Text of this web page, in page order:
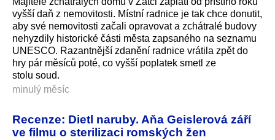
vyšší daň z nemovitosti. Místní radnice je tak chce donutit,
aby své nemovitosti začali opravovat a zchátralé budovy
nehyzdily historické části města zapsaného na seznamu
UNESCO. Razantnější zdanění radnice vrátila zpět do
hry pár měsíců poté, co vyšší poplatek smetl ze
stolu soud.
minulý měsíc
Recenze: Dietl naruby. Aňa Geislerová září
ve filmu o sterilizaci romských žen